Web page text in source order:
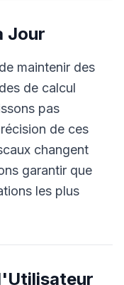
Jour
maintenir des
de calcul
pas
de ces
changent
garantir que
les plus